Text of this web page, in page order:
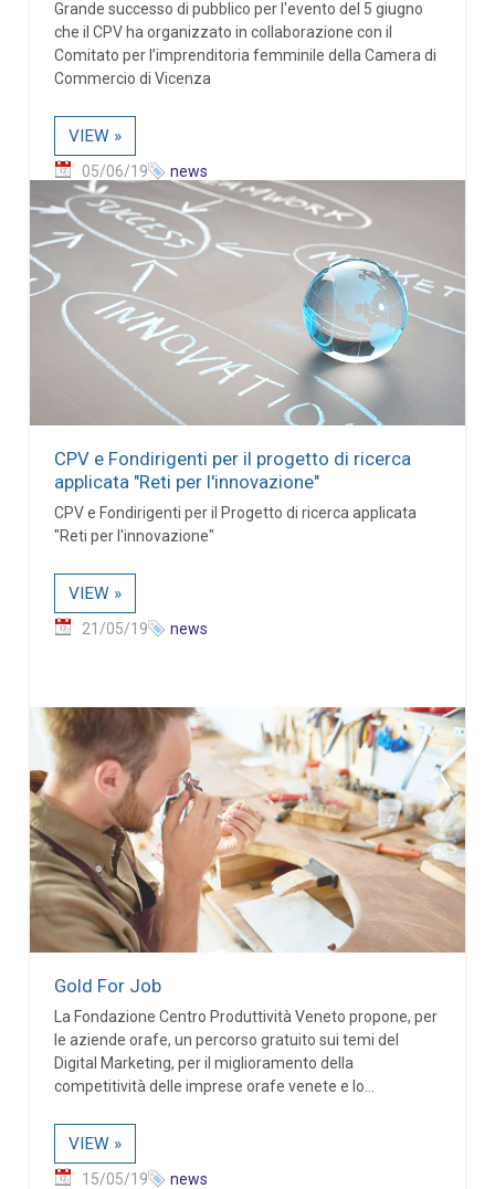
Grande successo di pubblico per l'evento del 5 giugno
che il CPV ha organizzato in collaborazione con il
Comitato per l’imprenditoria femminile della Camera di
Commercio di Vicenza
VIEW »
05/06/19 news
CPV e Fondirigenti per il progetto di ricerca
applicata "Reti per l'innovazione"
CPV e Fondirigenti per il Progetto di ricerca applicata
"Reti per l'innovazione"
VIEW »
21/05/19 news
Gold For Job
La Fondazione Centro Produttività Veneto propone, per
le aziende orafe, un percorso gratuito sui temi del
Digital Marketing, per il miglioramento della
competitività delle imprese orafe venete e lo...
VIEW »
15/05/19 news